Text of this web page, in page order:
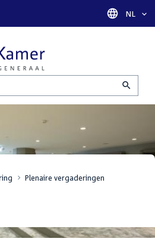
Taal
NL
Plenaire vergaderingen